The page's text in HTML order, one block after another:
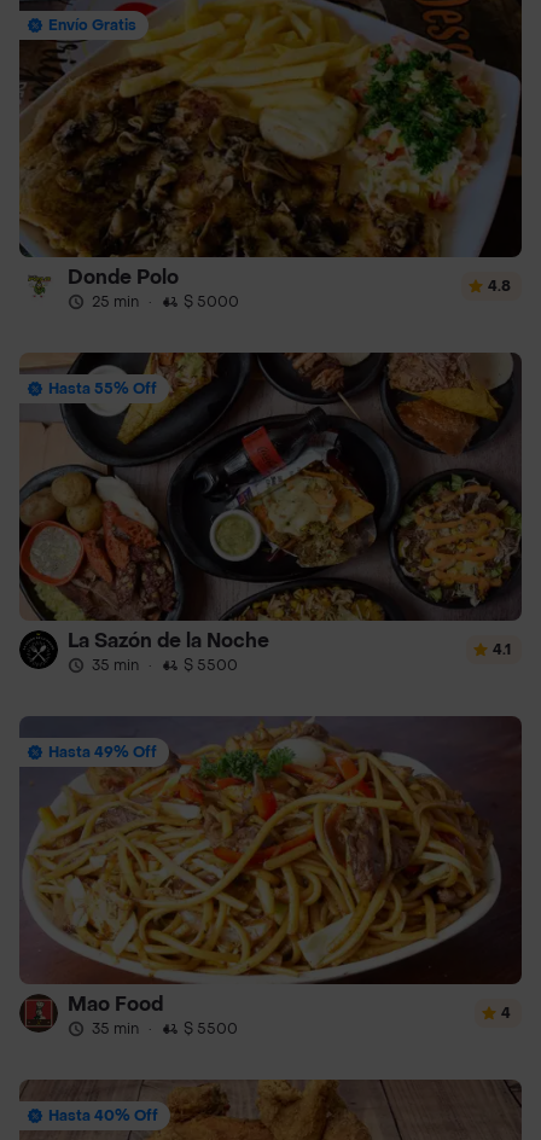
Envío Gratis
Donde Polo
25 min · $ 5000
4.8
Hasta 55% Off
La Sazón de la Noche
35 min · $ 5500
4.1
Hasta 49% Off
Mao Food
35 min · $ 5500
4
Hasta 40% Off